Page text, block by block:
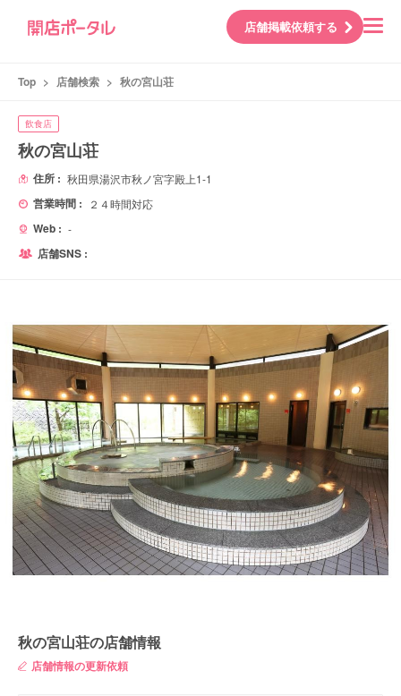
店舗掲載依頼する
Top > 店舗検索 > 秋の宮山荘
飲食店
秋の宮山荘
住所 : 秋田県湯沢市秋ノ宮字殿上1-1
営業時間 : ２４時間対応
Web : -
店舗SNS :
秋の宮山荘の店舗情報
店舗情報の更新依頼